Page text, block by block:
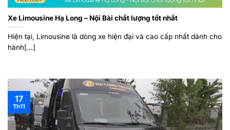
Xe Limousine Hạ Long – Nội Bài chất lượng tốt nhất
Hiện tại, Limousine là dòng xe hiện đại và cao cấp nhất dành cho
hành[...]
17
Th11